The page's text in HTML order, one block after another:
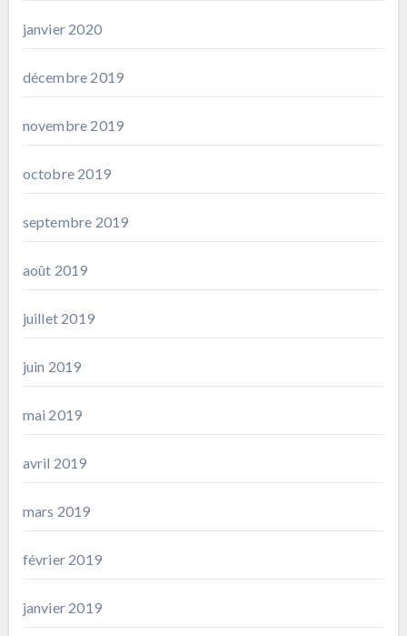
janvier 2020
décembre 2019
novembre 2019
octobre 2019
septembre 2019
août 2019
juillet 2019
juin 2019
mai 2019
avril 2019
mars 2019
février 2019
janvier 2019